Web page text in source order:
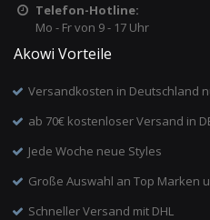
Telefon-Hotline:
Mo - Fr von 9 - 17 Uhr
Akowi Vorteile
Versandkosten in Deutschland
ab 70€ kostenloser Versand in
Jede Woche neue Styles
Große Auswahl an Top Marken
Schneller Versand mit DHL